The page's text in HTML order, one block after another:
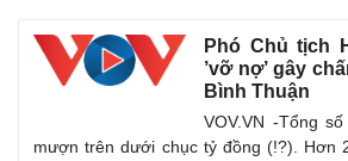
Phó Chủ tịch
’vỡ nợ’ gây
Bình Thuận
VOV.VN -Tổng
mượn trên dưới chục tỷ đồng (!?). Hơn